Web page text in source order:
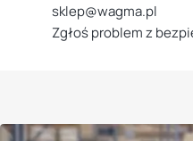
sklep@wagma.pl
Zgłoś problem z